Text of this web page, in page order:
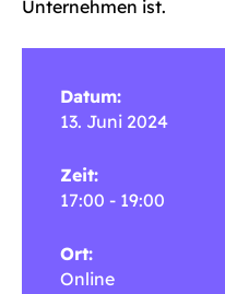
Unternehmen ist.
Datum:
13. Juni 2024
Zeit:
17:00 - 19:00
Ort:
Online